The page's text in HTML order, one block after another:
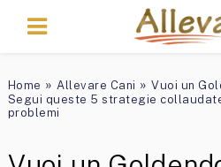
Home » Allevare Cani »Vuoi un
Segui queste 5 strategie
problemi